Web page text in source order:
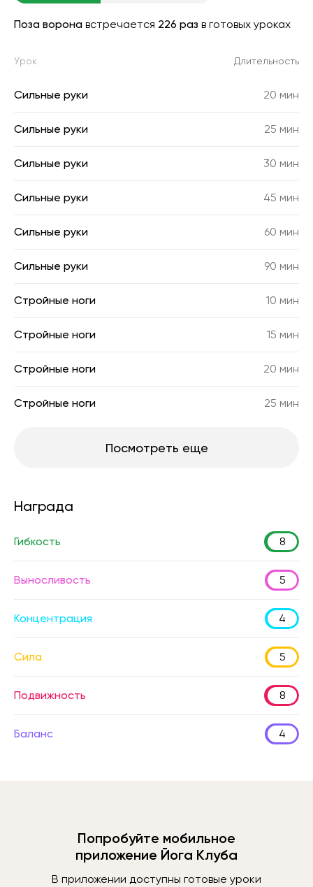
Поза ворона встречается 226 раз в готовых уроках
Урок Длительность
Сильные руки 20 мин
Сильные руки 25 мин
Сильные руки 30 мин
Сильные руки 45 мин
Сильные руки 60 мин
Сильные руки 90 мин
Стройные ноги 10 мин
Стройные ноги 15 мин
Стройные ноги 20 мин
Стройные ноги 25 мин
Посмотреть еще
Награда
Гибкость 8
Выносливость 5
Концентрация 4
Сила 5
Подвижность 8
Баланс 4
Попробуйте мобильное
приложение Йога Клуба
В приложении доступны готовые уроки